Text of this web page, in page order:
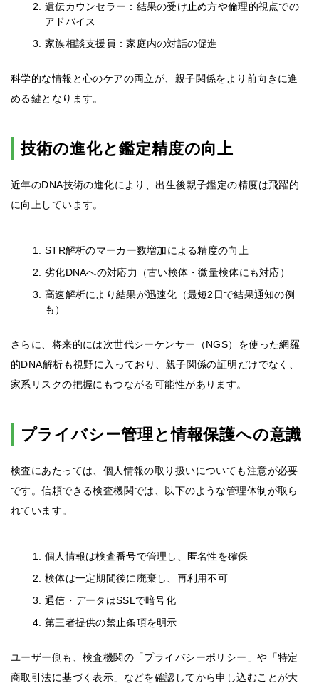
遺伝カウンセラー：結果の受け止め方や倫理的視点での
アドバイス
家族相談支援員：家庭内の対話の促進
科学的な情報と心のケアの両立が、親子関係をより前向きに進
める鍵となります。
技術の進化と鑑定精度の向上
近年のDNA技術の進化により、出生後親子鑑定の精度は飛躍的
に向上しています。
STR解析のマーカー数増加による精度の向上
劣化DNAへの対応力（古い検体・微量検体にも対応）
高速解析により結果が迅速化（最短2日で結果通知の例
も）
さらに、将来的には次世代シーケンサー（NGS）を使った網羅
的DNA解析も視野に入っており、親子関係の証明だけでなく、
家系リスクの把握にもつながる可能性があります。
プライバシー管理と情報保護への意識
検査にあたっては、個人情報の取り扱いについても注意が必要
です。信頼できる検査機関では、以下のような管理体制が取ら
れています。
個人情報は検査番号で管理し、匿名性を確保
検体は一定期間後に廃棄し、再利用不可
通信・データはSSLで暗号化
第三者提供の禁止条項を明示
ユーザー側も、検査機関の「プライバシーポリシー」や「特定
商取引法に基づく表示」などを確認してから申し込むことが大